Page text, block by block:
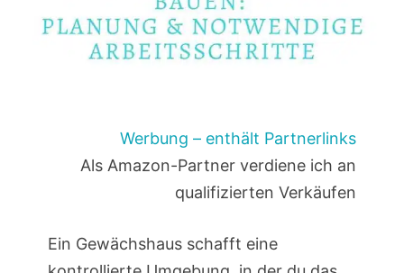
Werbung – enthält Partnerlinks
Als Amazon-Partner verdiene ich an
qualifizierten Verkäufen
Ein Gewächshaus schafft eine